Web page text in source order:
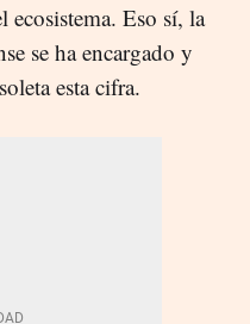
ecosistema. Eso sí, la
se ha encargado y
esta cifra.